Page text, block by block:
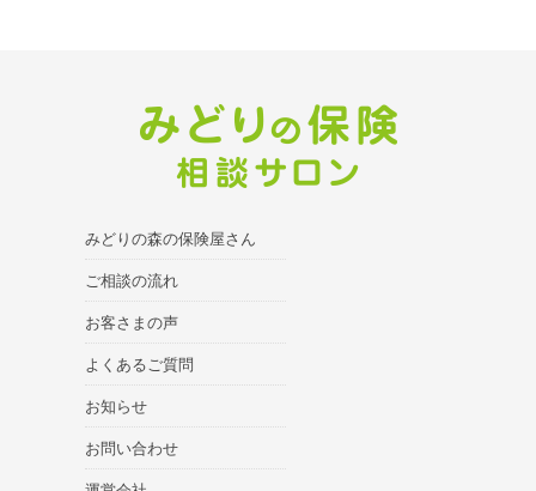
みどりの森の保険屋さん
ご相談の流れ
お客さまの声
よくあるご質問
お知らせ
お問い合わせ